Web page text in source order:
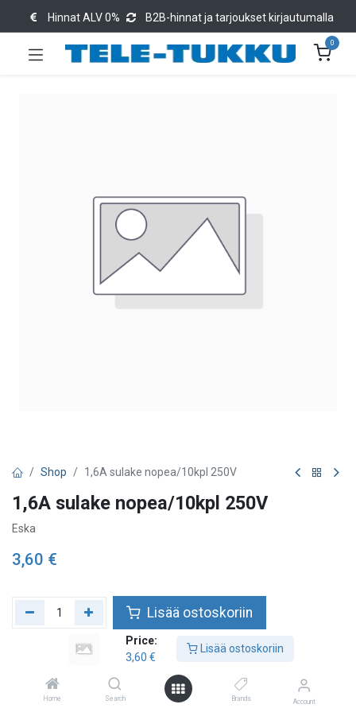
Price:
3,60 €
Lisää ostoskoriin
Home Search Brands Account
Hinnat ALV 0% B2B-hinnat ja tarjoukset kirjautumalla
0
Shop 1,6A sulake nopea/10kpl 250V
1,6A sulake nopea/10kpl 250V
Eska
3,60 €
Lisää ostoskoriin
Lisää toivelistalle